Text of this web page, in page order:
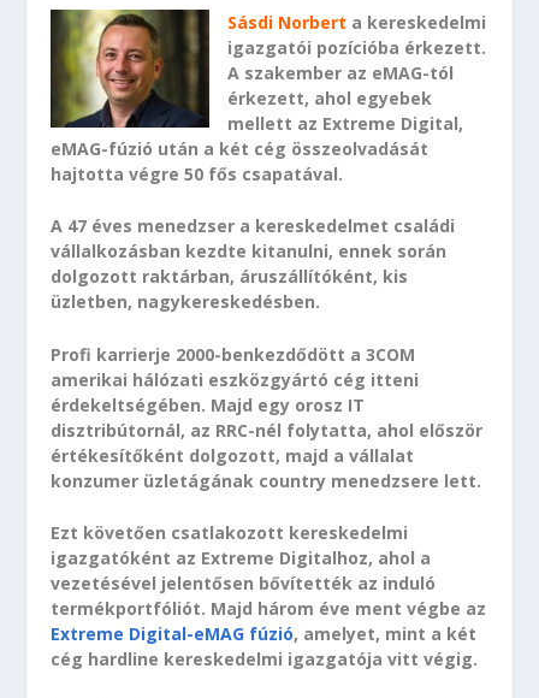
Sásdi Norbert a kereskedelmi
igazgatói pozícióba érkezett.
A szakember az eMAG-tól
érkezett, ahol egyebek
mellett az Extreme Digital,
eMAG-fúzió után a két cég összeolvadását
hajtotta végre 50 fős csapatával.
A 47 éves menedzser a kereskedelmet családi
vállalkozásban kezdte kitanulni, ennek során
dolgozott raktárban, áruszállítóként, kis
üzletben, nagykereskedésben.
Profi karrierje 2000-benkezdődött a 3COM
amerikai hálózati eszközgyártó cég itteni
érdekeltségében. Majd egy orosz IT
disztribútornál, az RRC-nél folytatta, ahol először
értékesítőként dolgozott, majd a vállalat
konzumer üzletágának country menedzsere lett.
Ezt követően csatlakozott kereskedelmi
igazgatóként az Extreme Digitalhoz, ahol a
vezetésével jelentősen bővítették az induló
termékportfóliót. Majd három éve ment végbe az
Extreme Digital-eMAG fúzió, amelyet, mint a két
cég hardline kereskedelmi igazgatója vitt végig.